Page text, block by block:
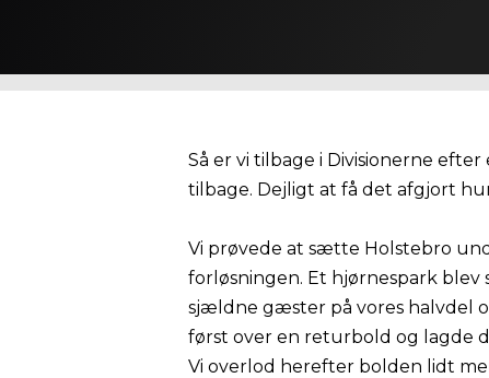
Så er vi tilbage i Divisionerne
tilbage. Dejligt at få det afgjort
Vi prøvede at sætte Holstebro
forløsningen. Et hjørnespark blev
sjældne gæster på vores halvdel
først over en returbold og lagde
Vi overlod herefter bolden lidt